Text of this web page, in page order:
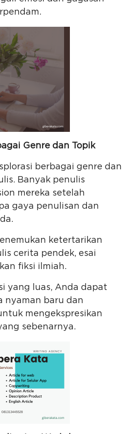
Genre dan Topik
berbagai genre dan
Banyak penulis
mereka setelah
gaya penulisan dan
ketertarikan
cerita pendek, esai
fiksi ilmiah.
yang luas, Anda dapat
nyaman baru dan
mengekspresikan
sebenarnya.